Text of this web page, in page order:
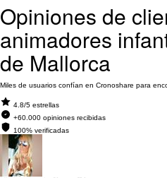
Opiniones de
animadores
de Mallorca
Miles de usuarios confían en Cronoshare para
4.8/5 estrellas
+60.000 opiniones recibidas
100% verificadas